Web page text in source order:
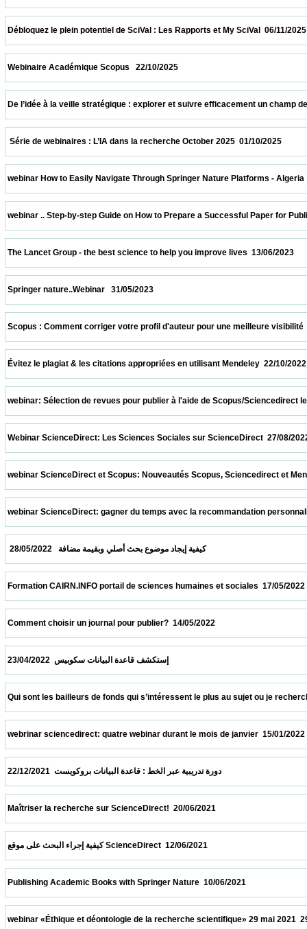
Débloquez le plein potentiel de SciVal : Les Rapports et My
Webinaire Académique Scopus   22/10/2025
De l’idée à la veille stratégique : explorer et suivre efficacement
Série de webinaires : L’IA dans la recherche October 2025  01/
webinar How to Easily Navigate Through Springer Nature
webinar .. Step-by-step Guide on How to Prepare a Successful
The Lancet Group - the best science to help you improve lives
Springer nature..Webinar   31/05/2023
Scopus : Comment corriger votre profil d'auteur pour une
Évitez le plagiat & les citations appropriées en utilisant
webinar: Sélection de revues pour publier à l'aide de Scopus/
Webinar ScienceDirect: Les Sciences Sociales sur
webinar ScienceDirect et Scopus: Nouveautés Scopus,
webinar ScienceDirect: gagner du temps avec la recommandation
كيفية إيجاد موضوع بحث أصلي وبقيمة مضافة   28/05/2022
Formation CAIRN.INFO portail de sciences humaines et
Comment choisir un journal pour publier?  14/05/2022
Qui sont les bailleurs de fonds qui s’intéressent le plus au sujet
webrinar sciencedirect: quatre webinar durant le mois de janvier
دورة تدريبية عبر الخط : قاعدة البيانات بروكويست  22/12/2021
Maîtriser la recherche sur ScienceDirect!  20/06/2021
كيفية إجراء البحث على موقع ScienceDirect  12/06/2021
Publishing Academic Books with Springer Nature  10/06/2021
webinar «Éthique et déontologie de la recherche scientifique» 29